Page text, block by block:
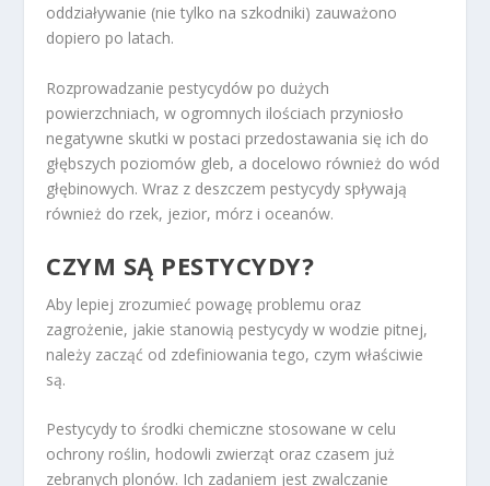
oddziaływanie (nie tylko na szkodniki) zauważono
dopiero po latach.
Rozprowadzanie pestycydów po dużych
powierzchniach, w ogromnych ilościach przyniosło
negatywne skutki w postaci przedostawania się ich do
głębszych poziomów gleb, a docelowo również do wód
głębinowych. Wraz z deszczem pestycydy spływają
również do rzek, jezior, mórz i oceanów.
CZYM SĄ PESTYCYDY?
Aby lepiej zrozumieć powagę problemu oraz
zagrożenie, jakie stanowią pestycydy w wodzie pitnej,
należy zacząć od zdefiniowania tego, czym właściwie
są.
Pestycydy to środki chemiczne stosowane w celu
ochrony roślin, hodowli zwierząt oraz czasem już
zebranych plonów. Ich zadaniem jest zwalczanie